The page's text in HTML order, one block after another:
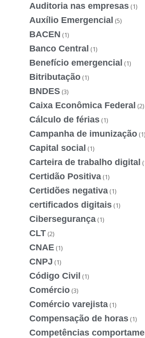
Auditoria nas empresas (1)
Auxílio Emergencial (5)
BACEN (1)
Banco Central (1)
Benefício emergencial (1)
Bitributação (1)
BNDES (3)
Caixa Econômica Federal (2)
Cálculo de férias (1)
Campanha de imunização (1)
Capital social (1)
Carteira de trabalho digital
Certidão Positiva (1)
Certidões negativa (1)
certificados digitais (1)
Cibersegurança (1)
CLT (2)
CNAE (1)
CNPJ (1)
Código Civil (1)
Comércio (3)
Comércio varejista (1)
Compensação de horas (1)
Competências